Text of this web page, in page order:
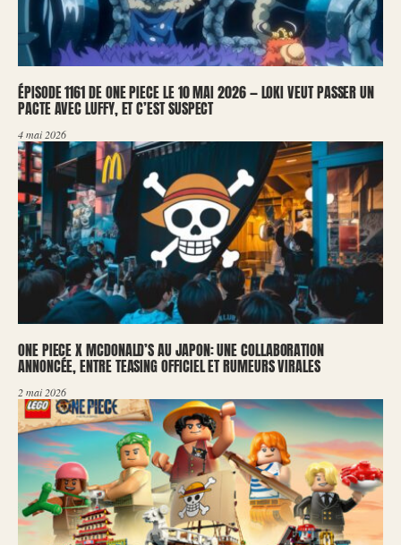
ÉPISODE 1161 DE ONE PIECE LE 10 MAI 2026 — LOKI VEUT PASSER UN
PACTE AVEC LUFFY, ET C’EST SUSPECT
4 mai 2026
ONE PIECE X MCDONALD’S AU JAPON: UNE COLLABORATION
ANNONCÉE, ENTRE TEASING OFFICIEL ET RUMEURS VIRALES
2 mai 2026